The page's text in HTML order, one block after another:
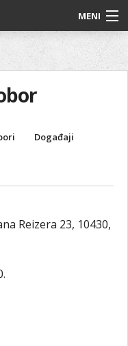
MENI
Događaji
Reizera 23, 10430,